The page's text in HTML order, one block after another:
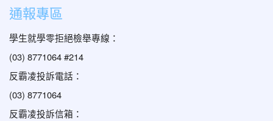
通報專區
學生就學零拒絕檢舉專線：
(03) 8771064 #214
反霸凌投訴電話：
(03) 8771064
反霸凌投訴信箱：